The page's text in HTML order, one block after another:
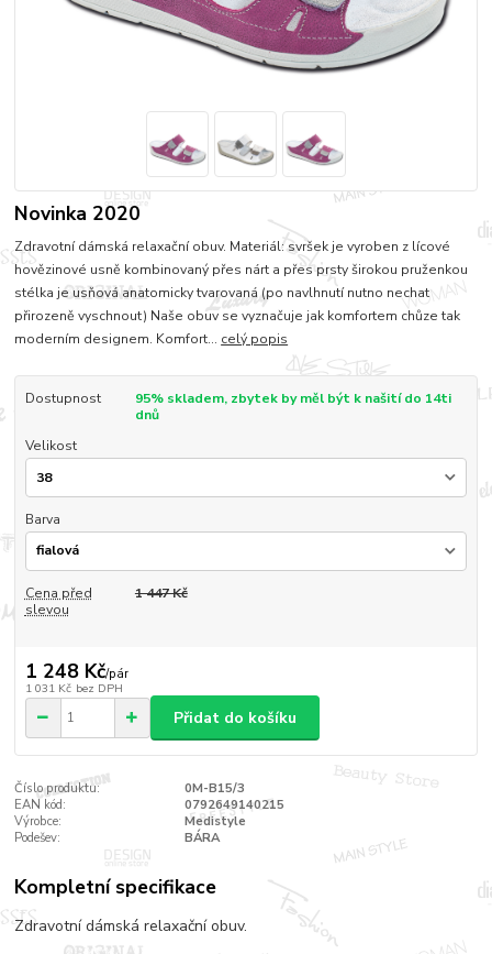
Novinka 2020
Zdravotní dámská relaxační obuv. Materiál: svršek je vyroben z lícové
hovězinové usně kombinovaný přes nárt a přes prsty širokou pruženkou
stélka je usňová anatomicky tvarovaná (po navlhnutí nutno nechat
přirozeně vyschnout) Naše obuv se vyznačuje jak komfortem chůze tak
moderním designem. Komfort... celý popis
Dostupnost
95% skladem, zbytek by měl být k našití do 14ti
dnů
Velikost
Barva
Cena před
slevou
1 447 Kč
1 248 Kč/pár
1 031 Kč bez DPH
Přidat do košíku
Číslo produktu:
0M-B15/3
EAN kód:
0792649140215
Výrobce:
Medistyle
Podešev:
BÁRA
Kompletní specifikace
Zdravotní dámská relaxační obuv.